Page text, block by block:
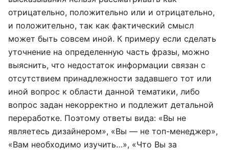
отрицательно, положительно или и отрицательно,
и положительно, так как фактический смысл
может быть совсем иной. К примеру если сделать
уточнение на определенную часть фразы, можно
выяснить, что недостаток информации связан с
отсутствием принадлежности задавшего тот или
иной вопрос к области данной тематики, либо
вопрос задан некорректно и подлежит детальной
переработке. Поэтому ответы вида: «Вы не
являетесь дизайнером», «Вы — не топ-менеджер»,
«Вам необходимо изучить…», «Что Вы за